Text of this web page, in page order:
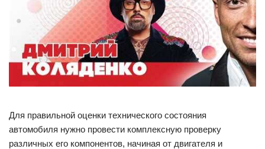
Для правильной оценки технического состояния
автомобиля нужно провести комплексную проверку
различных его компонентов, начиная от двигателя и